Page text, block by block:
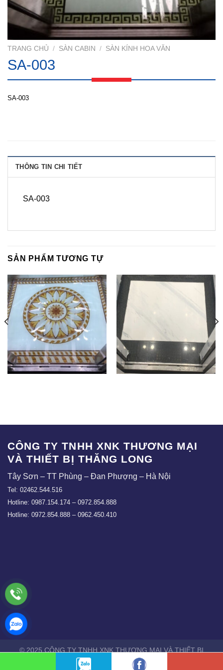
TRANG CHỦ / SÀN CABIN / SÀN KÍNH HOA VĂN
SA-003
SA-003
THÔNG TIN CHI TIẾT
SA-003
SẢN PHẨM TƯƠNG TỰ
CÔNG TY TNHH XNK THƯƠNG MẠI
VÀ THIẾT BỊ THĂNG LONG
Tây Sơn – TT Phùng – Đan Phượng – Hà Nội
Tel: 02462.544.516
Hotline: 0987.154.174 – 0972.854.888
Hotline: 0972.854.888 – 0962.450.410
© 2025 CÔNG TY TNHH XNK THƯƠNG MẠI VÀ THIẾT BỊ
THĂNG LONG